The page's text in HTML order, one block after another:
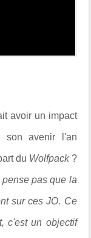
avoir un impact
avenir l'an
du Wolfpack?
pas que la
sur ces JO. Ce
c'est un objectif